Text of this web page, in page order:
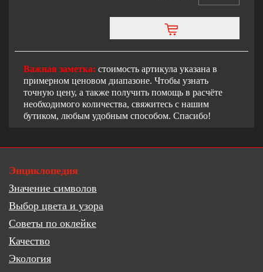
Важная заметка: стоимость артикула указана в
примерном ценовом диапазоне. Чтобы узнать
точную цену, а также получить помощь в расчёте
необходимого количества, свяжитесь с нашим
бутиком, любым удобным способом. Спасибо!
Энциклопедия
Значение символов
Выбор цвета и узора
Советы по оклейке
Качество
Экология